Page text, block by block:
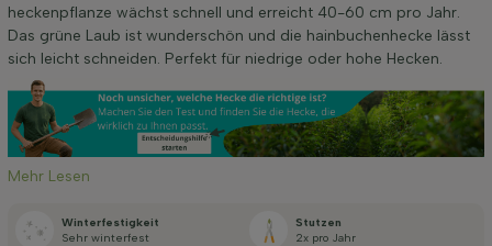
Wurzel-Typ
Höhe bei Lieferung (cm)
Breite bei Lieferung (cm)
heckenpflanze wächst schnell und erreicht 40-60 cm pro Jahr.
Das grüne Laub ist wunderschön und die hainbuchenhecke lässt
sich leicht schneiden. Perfekt für niedrige oder hohe Hecken.
Mehr Lesen
Winterfestigkeit
Sehr winterfest
Stutzen
2x pro Jahr